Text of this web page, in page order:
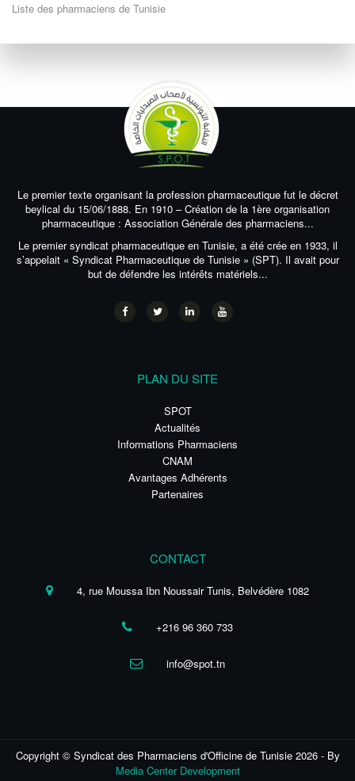
Liste des pharmaciens de Tunisie
Le premier texte organisant la profession pharmaceutique fut le décret
beylical du 15/06/1888. En 1910 – Création de la 1ère organisation
pharmaceutique : Association Générale des pharmaciens...
Le premier syndicat pharmaceutique en Tunisie, a été crée en 1933, il
s’appelait « Syndicat Pharmaceutique de Tunisie » (SPT). Il avait pour
but de défendre les intérêts matériels...
PLAN DU SITE
SPOT
Actualités
Informations Pharmaciens
CNAM
Avantages Adhérents
Partenaires
CONTACT
4, rue Moussa Ibn Noussair Tunis, Belvédère 1082
+216 96 360 733
info@spot.tn
Copyright © Syndicat des Pharmaciens d'Officine de Tunisie 2026 - By
Media Center Development